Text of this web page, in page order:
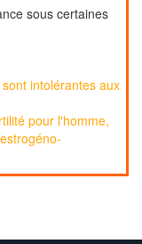
sous certaines
intolérantes aux
pour l'homme,